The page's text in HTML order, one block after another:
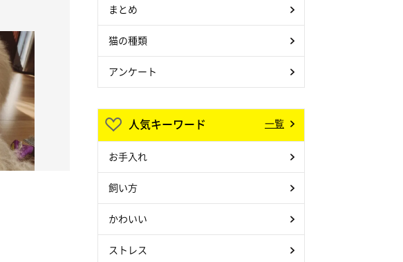
まとめ
猫の種類
アンケート
人気キーワード 一覧
お手入れ
飼い方
かわいい
ストレス